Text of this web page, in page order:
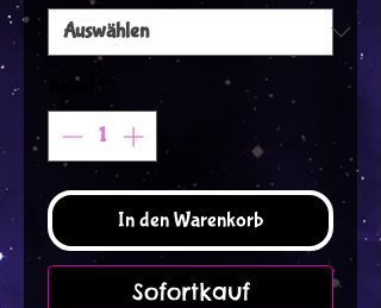
Anzahl
In den Warenkorb
Sofortkauf